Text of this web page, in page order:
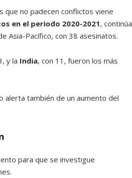
que no padecen conflictos viene
en el periodo 2020-2021, continúa
Asia-Pacífico, con 38 asesinatos.
y la India, con 11, fueron los más
alerta también de un aumento del
para que se investigue